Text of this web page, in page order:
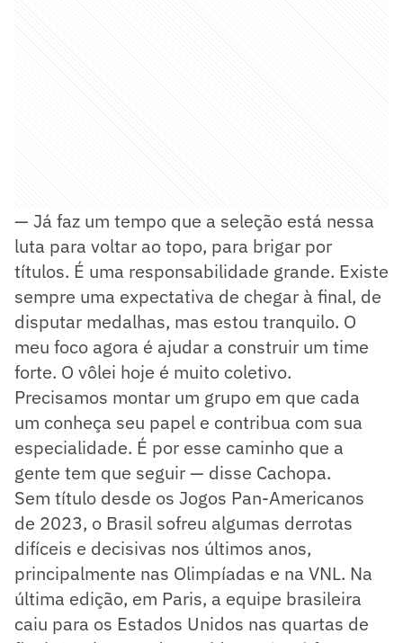
— Já faz um tempo que a seleção está nessa
luta para voltar ao topo, para brigar por
títulos. É uma responsabilidade grande. Existe
sempre uma expectativa de chegar à final, de
disputar medalhas, mas estou tranquilo. O
meu foco agora é ajudar a construir um time
forte. O vôlei hoje é muito coletivo.
Precisamos montar um grupo em que cada
um conheça seu papel e contribua com sua
especialidade. É por esse caminho que a
gente tem que seguir — disse Cachopa.
Sem título desde os Jogos Pan-Americanos
de 2023, o Brasil sofreu algumas derrotas
difíceis e decisivas nos últimos anos,
principalmente nas Olimpíadas e na VNL. Na
última edição, em Paris, a equipe brasileira
caiu para os Estados Unidos nas quartas de